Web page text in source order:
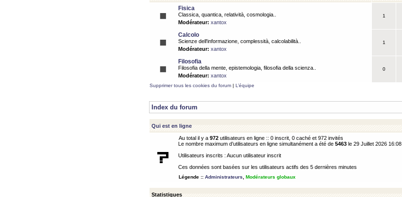
Fisica
Classica, quantica, relatività, cosmologia..
Modérateur: xantox
1
Calcolo
Scienze dell'informazione, complessità, calcolabilità..
Modérateur: xantox
1
Filosofia
Filosofia della mente, epistemologia, filosofia della scienza..
Modérateur: xantox
0
Supprimer tous les cookies du forum | L’équipe
Index du forum
Qui est en ligne
Au total il y a 972 utilisateurs en ligne :: 0 inscrit, 0 caché et 972 invités
Le nombre maximum d’utilisateurs en ligne simultanément a été de 5463 le 29 Juillet 2026 16:08
Utilisateurs inscrits : Aucun utilisateur inscrit
Ces données sont basées sur les utilisateurs actifs des 5 dernières minutes
Légende :: Administrateurs Modérateurs globaux
Statistiques